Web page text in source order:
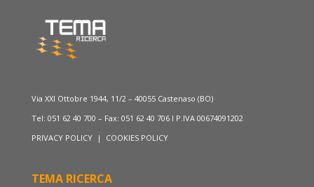
Via XXI Ottobre 1944, 11/2 – 40055 Castenaso (BO)
Tel: 051 62 40 700 – Fax: 051 62 40 706 I P.IVA 00674091202
PRIVACY POLICY | COOKIES POLICY
TEMA RICERCA